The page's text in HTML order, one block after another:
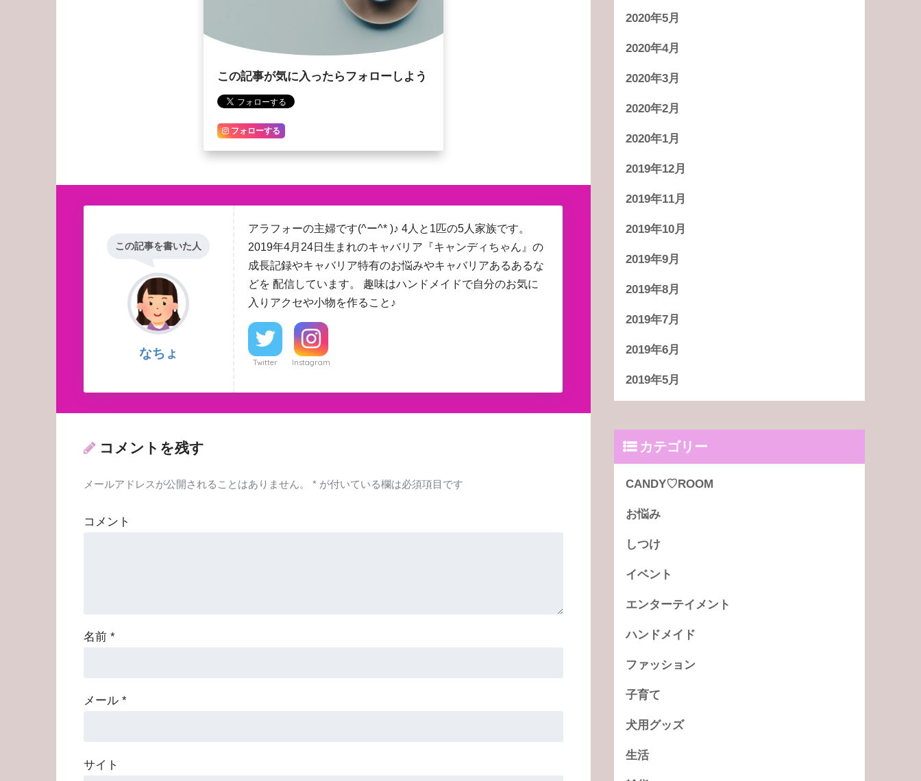
この記事が気に入ったらフォローしよう
フォローする
この記事を書いた人
なちょ
アラフォーの主婦です(^ー^* )♪ 4人と1匹の5人家族です。
2019年4月24日生まれのキャバリア『キャンディちゃん』の
成長記録やキャバリア特有のお悩みやキャバリアあるあるな
どを 配信しています。 趣味はハンドメイドで自分のお気に
入りアクセや小物を作ること♪
Twitter Instagram
コメントを残す
メールアドレスが公開されることはありません。 * が付いている欄は必須項目です
コメント
名前 *
メール *
サイト
2020年5月
2020年4月
2020年3月
2020年2月
2020年1月
2019年12月
2019年11月
2019年10月
2019年9月
2019年8月
2019年7月
2019年6月
2019年5月
カテゴリー
CANDY♡ROOM
お悩み
しつけ
イベント
エンターテイメント
ハンドメイド
ファッション
子育て
犬用グッズ
生活